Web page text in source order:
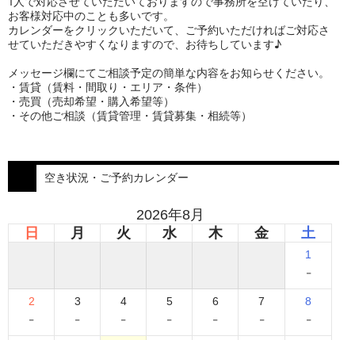
お客様対応中のことも多いです。
カレンダーをクリックいただいて、ご予約いただければご対応さ
せていただきやすくなりますので、お待ちしています♪
メッセージ欄にてご相談予定の簡単な内容をお知らせください。
・賃貸（賃料・間取り・エリア・条件）
・売買（売却希望・購入希望等）
・その他ご相談（賃貸管理・賃貸募集・相続等）
空き状況・ご予約カレンダー
2026年8月
日
月 火 水 木 金 土
1
-
2
-
3
-
4
-
5
-
6
-
7
-
8
-